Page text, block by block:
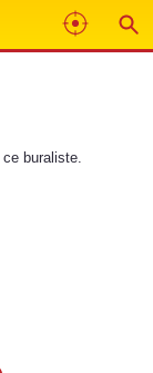
ce buraliste.